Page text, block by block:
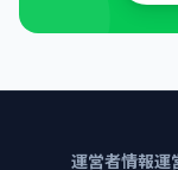
運営者情報運